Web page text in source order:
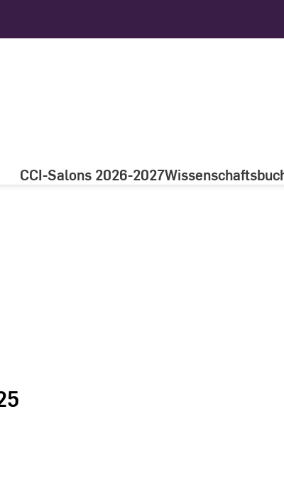
CCI-Salons 2026-2027